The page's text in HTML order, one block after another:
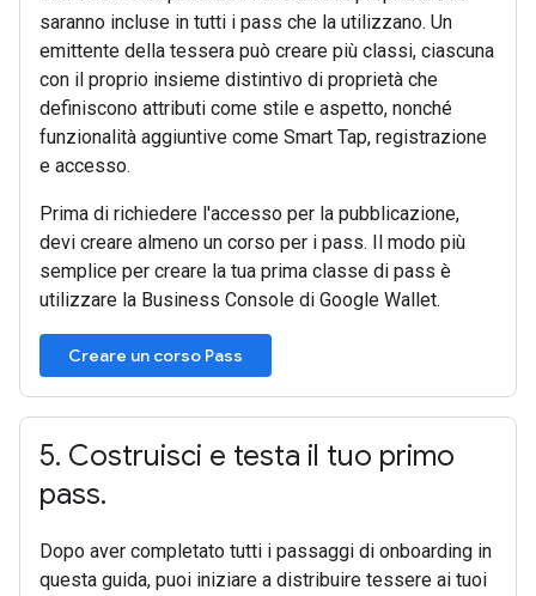
saranno incluse in tutti i pass che la utilizzano. Un
emittente della tessera può creare più classi, ciascuna
con il proprio insieme distintivo di proprietà che
definiscono attributi come stile e aspetto, nonché
funzionalità aggiuntive come Smart Tap, registrazione
e accesso.
Prima di richiedere l'accesso per la pubblicazione,
devi creare almeno un corso per i pass. Il modo più
semplice per creare la tua prima classe di pass è
utilizzare la Business Console di Google Wallet.
Creare un corso Pass
5. Costruisci e testa il tuo primo
pass.
Dopo aver completato tutti i passaggi di onboarding in
questa guida, puoi iniziare a distribuire tessere ai tuoi